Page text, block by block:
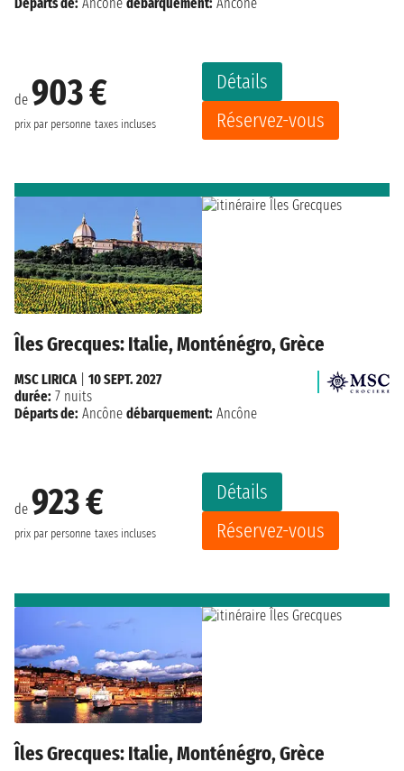
de 903 €
prix par personne taxes incluses
Détails
Réservez-vous
Îles Grecques: Italie, Monténégro, Grèce
de 923 €
prix par personne taxes incluses
Détails
Réservez-vous
MSC LIRICA| 10 SEPT. 2027
durée: 7 nuits
Départs de: Ancône débarquement: Ancône
Îles Grecques: Italie, Monténégro, Grèce